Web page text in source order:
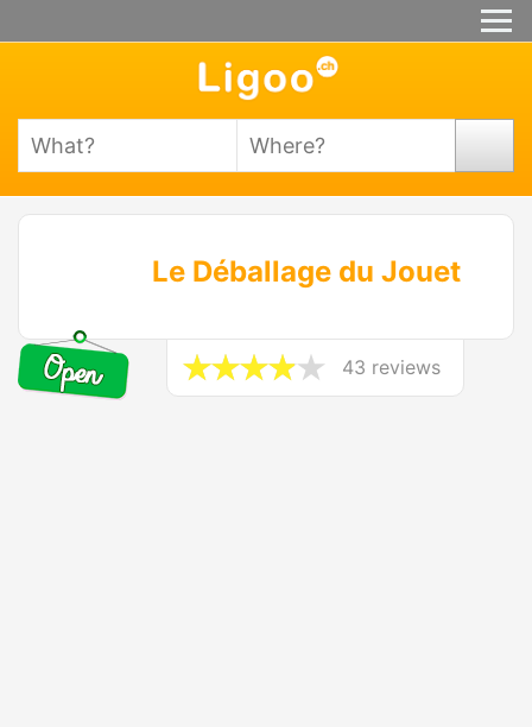
Le Déballage du Jouet
43 reviews